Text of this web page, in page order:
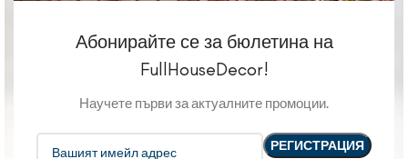
Абонирайте се за бюлетина на
FullHouseDecor!
Научете първи за актуалните промоции.